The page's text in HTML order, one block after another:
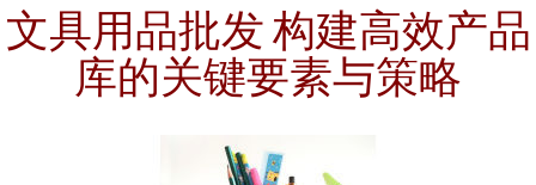
文具用品批发 构建高效产品
库的关键要素与策略